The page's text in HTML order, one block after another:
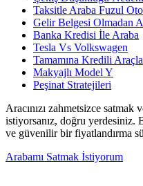
Taksitle Araba Fuzul Oto
Gelir Belgesi Olmadan
Banka Kredisi İle Araba
Tesla Vs Volkswagen
Tamamına Kredili
Makyajlı Model Y
Peşinat Stratejileri
Aracınızı zahmetsizce
istiyorsanız, doğru yerdesiniz.
ve güvenilir bir fiyatlandırma
Arabamı Satmak İstiyorum